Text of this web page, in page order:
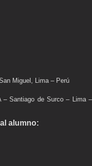
Miguel, Lima – Perú
– Santiago de Surco – Lima –
alumno: